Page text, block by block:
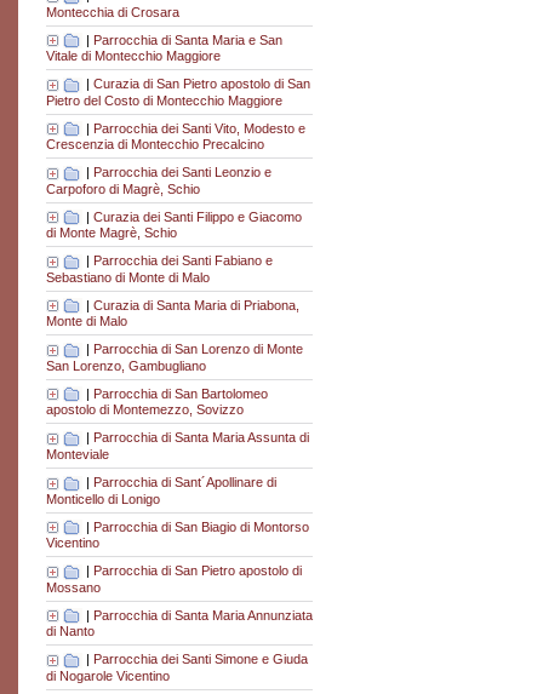
Montecchia di Crosara
| Parrocchia di Santa Maria e San
Vitale di Montecchio Maggiore
| Curazia di San Pietro apostolo di San
Pietro del Costo di Montecchio Maggiore
| Parrocchia dei Santi Vito, Modesto e
Crescenzia di Montecchio Precalcino
| Parrocchia dei Santi Leonzio e
Carpoforo di Magrè, Schio
| Curazia dei Santi Filippo e Giacomo
di Monte Magrè, Schio
Parrocchia dei Santi Fabiano e
Sebastiano di Monte di Malo
| Curazia di Santa Maria di Priabona,
Monte di Malo
Parrocchia di San Lorenzo di Monte
San Lorenzo, Gambugliano
| Parrocchia di San Bartolomeo
apostolo di Montemezzo, Sovizzo
Parrocchia di Santa Maria Assunta di
Monteviale
| Parrocchia di Sant´Apollinare di
Monticello di Lonigo
| Parrocchia di San Biagio di Montorso
Vicentino
| Parrocchia di San Pietro apostolo di
Mossano
| Parrocchia di Santa Maria Annunziata
di Nanto
| Parrocchia dei Santi Simone e Giuda
di Nogarole Vicentino